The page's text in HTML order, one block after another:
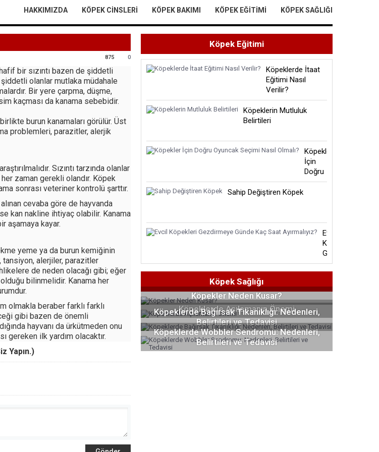
HAKKIMIZDA KÖPEK CINSLERI KÖPEK BAKIMI KÖPEK EĞITIMI KÖPEK SAĞLIĞI
875 0
bir sızıntı bazen de şiddetli
olanlar mutlaka müdahale
Bir yere çarpma, düşme,
kaçması da kanama sebebidir.
burun kanamaları görülür. Üst
problemleri, parazitler, alerjik
Sızıntı tarzında olanlar
zaman gerekli olandır. Köpek
sonrası veteriner kontrolü şarttır.
cevaba göre de hayvanda
kan nakline ihtiyaç olabilir. Kanama
aşamaya kayar.
yeme ya da burun kemiğinin
tansiyon, alerjiler, parazitler
de neden olacağı gibi; eğer
bilinmelidir. Kanama her
olmakla beraber farklı farklı
gibi bazen de önemli
hayvanı da ürkütmeden onu
gereken ilk yardım olacaktır.
Yapın.)
Köpek Eğitimi
Köpeklerde İtaat
Eğitimi Nasıl
Verilir?
Köpeklerin Mutluluk
Belirtileri
Köpekler
İçin
Doğru
Oyuncak
Sahip Değiştiren Köpek
Evcil
Köpekleri
Gezdirmeye
Günde
Kaç
Ayırmalıyız?
Köpek Sağlığı
Köpekler Neden Kusar?
Köpeklerde Aşılamanın Önemi
Köpeklerde Bağırsak Tıkanıklığı: Nedenleri,
Belirtileri ve Tedavisi
Köpeklerde Wobbler Sendromu: Nedenleri,
Belirtileri ve Tedavisi